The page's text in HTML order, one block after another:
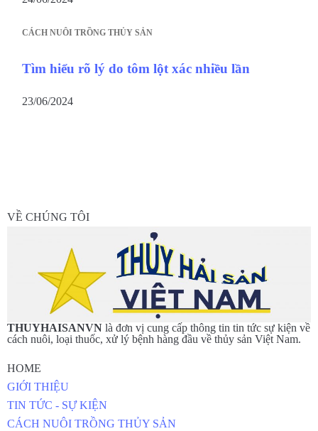
CÁCH NUÔI TRỒNG THỦY SẢN
Tìm hiểu rõ lý do tôm lột xác nhiều lần
23/06/2024
VỀ CHÚNG TÔI
THUYHAISANVN là đơn vị cung cấp thông tin tin tức sự kiện về
cách nuôi, loại thuốc, xử lý bệnh hàng đầu về thủy sản Việt Nam.
HOME
GIỚI THIỆU
TIN TỨC - SỰ KIỆN
CÁCH NUÔI TRỒNG THỦY SẢN